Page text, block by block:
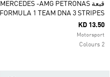
قبعة MERCEDES -AMG PETRONAS
FORMULA 1 TEAM DNA 3 STRIPES
KD 13.50
Motorsport
2 Colours